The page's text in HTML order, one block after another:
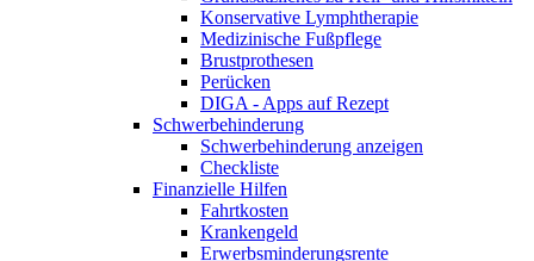
Konservative Lymphtherapie
Medizinische Fußpflege
Brustprothesen
Perücken
DIGA - Apps auf Rezept
Schwerbehinderung
Schwerbehinderung anzeigen
Checkliste
Finanzielle Hilfen
Fahrtkosten
Krankengeld
Erwerbsminderungsrente